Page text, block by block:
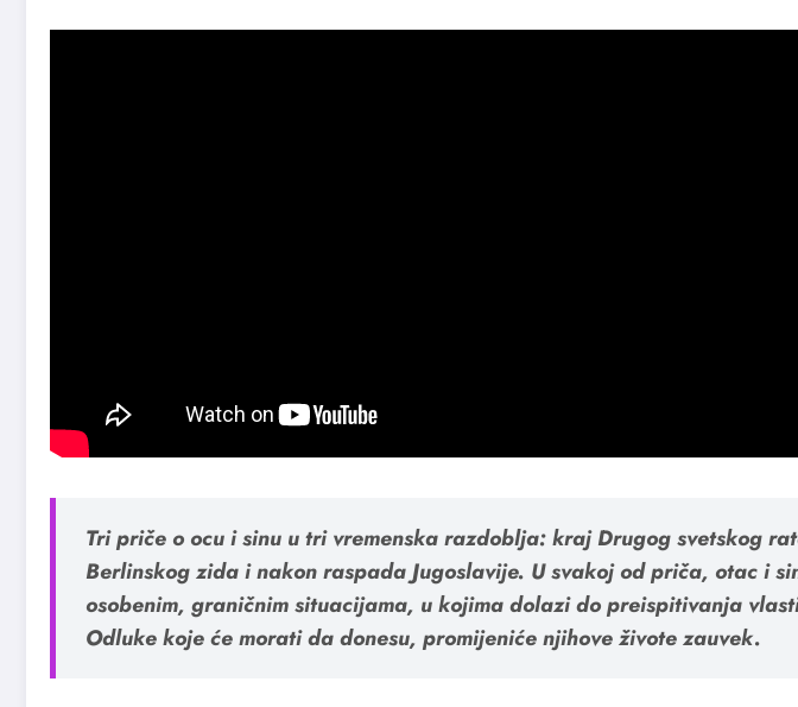
Tri priče o ocu i sinu u tri vremenska razdoblja: kraj Drugog svetskog
Berlinskog zida i nakon raspada Jugoslavije. U svakoj od priča, otac i
osobenim, graničnim situacijama, u kojima dolazi do preispitivanja
Odluke koje će morati da donesu, promijeniće njihove živote zauvek.